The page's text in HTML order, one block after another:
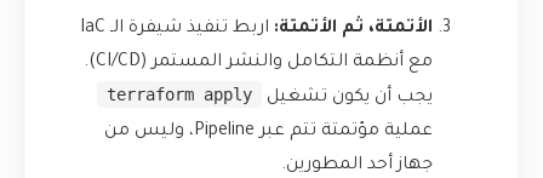
الأتمتة، ثم الأتمتة:
اربط تنفيذ شيفرة الـ IaC
مع أنظمة التكامل والنشر المستمر (CI/CD).
يجب أن يكون تشغيل
terraform apply
عملية مؤتمتة تتم عبر Pipeline، وليس من
جهاز أحد المطورين.